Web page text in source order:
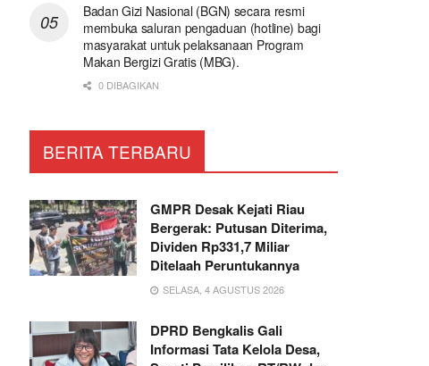
Badan Gizi Nasional (BGN) secara resmi
membuka saluran pengaduan (hotline) bagi
masyarakat untuk pelaksanaan Program
Makan Bergizi Gratis (MBG).
0 DIBAGIKAN
BERITA TERBARU
GMPR Desak Kejati Riau
Bergerak: Putusan Diterima,
Dividen Rp331,7 Miliar
Ditelaah Peruntukannya
SELASA, 4 AGUSTUS 2026
DPRD Bengkalis Gali
Informasi Tata Kelola Desa,